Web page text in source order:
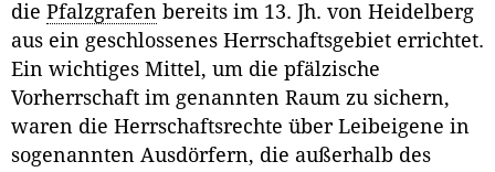
die Pfalzgrafen bereits im 13. Jh. von Heidelberg
aus ein geschlossenes Herrschaftsgebiet errichtet.
Ein wichtiges Mittel, um die pfälzische
Vorherrschaft im genannten Raum zu sichern,
waren die Herrschaftsrechte über Leibeigene in
sogenannten Ausdörfern, die außerhalb des